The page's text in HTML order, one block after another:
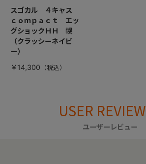
スゴカル ４キャス
ｃｏｍｐａｃｔ エッ
グショックＨＨ 幌
（クラッシーネイビ
ー）
￥14,300
USER REVIEW
ユーザーレビュー